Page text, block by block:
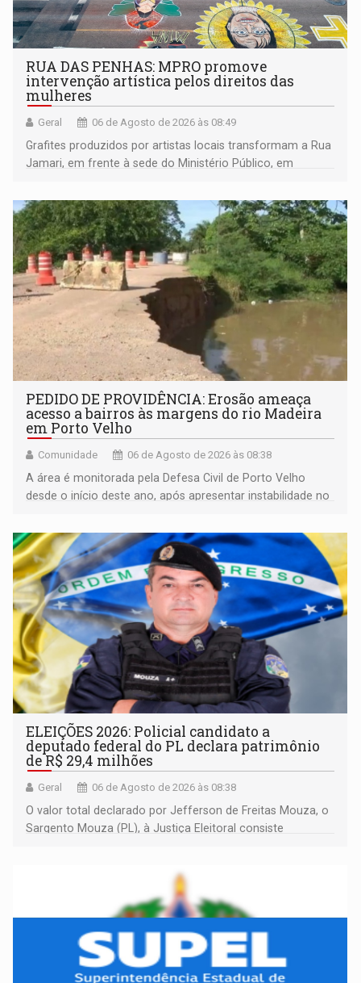
RUA DAS PENHAS: MPRO promove
intervenção artística pelos direitos das
mulheres
Geral 06 de Agosto de 2026 às 08:49
Grafites produzidos por artistas locais transformam a Rua
Jamari, em frente à sede do Ministério Público, em
da Penha e o enfrentamento à violência
PEDIDO DE PROVIDÊNCIA: Erosão ameaça
acesso a bairros às margens do rio Madeira
em Porto Velho
Comunidade 06 de Agosto de 2026 às 08:38
A área é monitorada pela Defesa Civil de Porto Velho
desde o início deste ano, após apresentar instabilidade no
ELEIÇÕES 2026: Policial candidato a
deputado federal do PL declara patrimônio
de R$ 29,4 milhões
Geral 06 de Agosto de 2026 às 08:38
O valor total declarado por Jefferson de Freitas Mouza, o
Sargento Mouza (PL), à Justiça Eleitoral consiste